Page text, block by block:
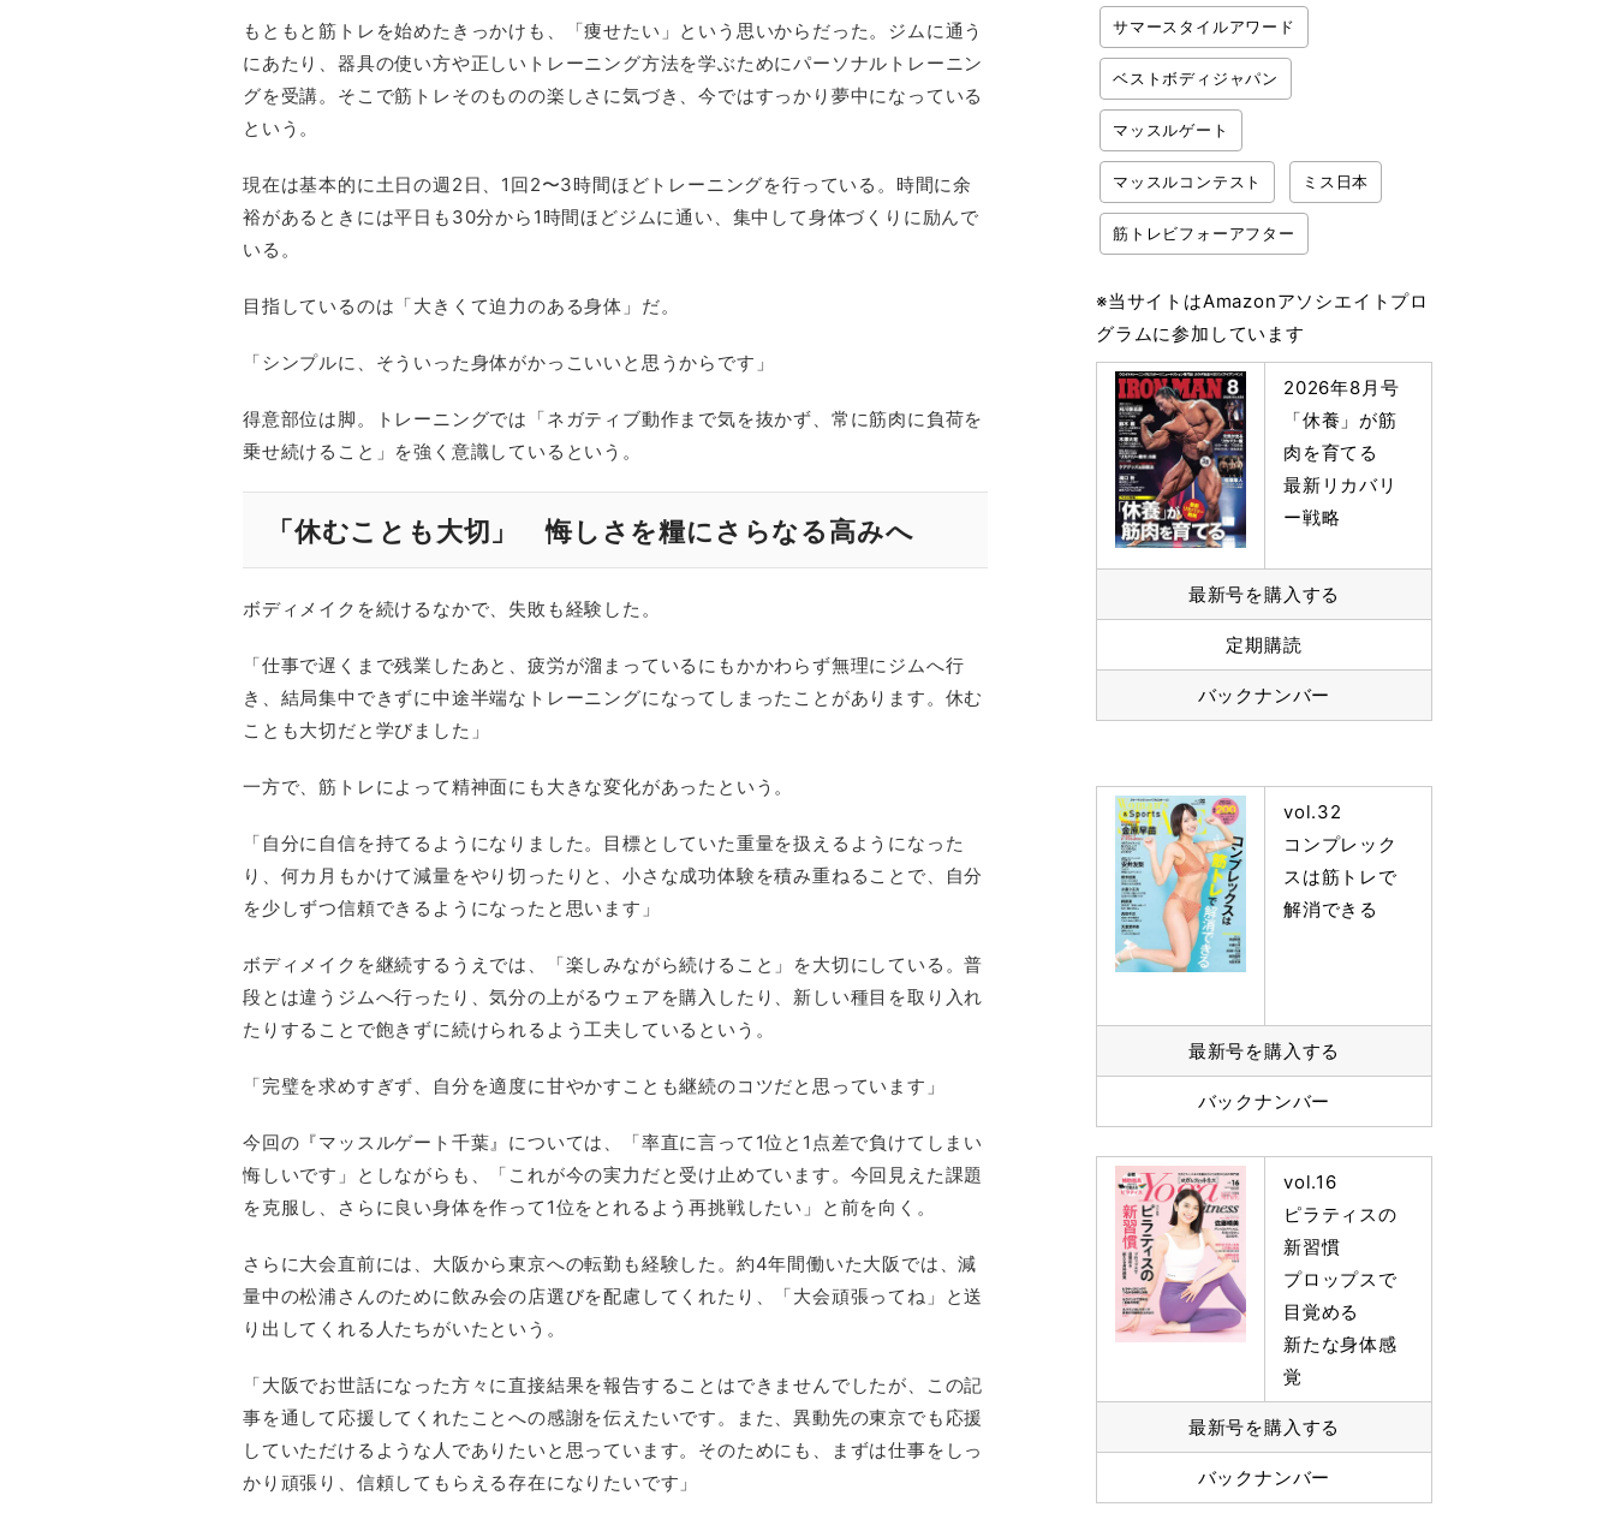
もともと筋トレを始めたきっかけも、「痩せたい」という思いからだった。ジムに通う
にあたり、器具の使い方や正しいトレーニング方法を学ぶためにパーソナルトレーニン
グを受講。そこで筋トレそのものの楽しさに気づき、今ではすっかり夢中になっている
という。
現在は基本的に土日の週2日、1回2〜3時間ほどトレーニングを行っている。時間に余
裕があるときには平日も30分から1時間ほどジムに通い、集中して身体づくりに励んで
いる。
目指しているのは「大きくて迫力のある身体」だ。
「シンプルに、そういった身体がかっこいいと思うからです」
得意部位は脚。トレーニングでは「ネガティブ動作まで気を抜かず、常に筋肉に負荷を
乗せ続けること」を強く意識しているという。
「休むことも大切」 悔しさを糧にさらなる高みへ
ボディメイクを続けるなかで、失敗も経験した。
「仕事で遅くまで残業したあと、疲労が溜まっているにもかかわらず無理にジムへ行
き、結局集中できずに中途半端なトレーニングになってしまったことがあります。休む
ことも大切だと学びました」
一方で、筋トレによって精神面にも大きな変化があったという。
「自分に自信を持てるようになりました。目標としていた重量を扱えるようになった
り、何カ月もかけて減量をやり切ったりと、小さな成功体験を積み重ねることで、自分
を少しずつ信頼できるようになったと思います」
ボディメイクを継続するうえでは、「楽しみながら続けること」を大切にしている。普
段とは違うジムへ行ったり、気分の上がるウェアを購入したり、新しい種目を取り入れ
たりすることで飽きずに続けられるよう工夫しているという。
「完璧を求めすぎず、自分を適度に甘やかすことも継続のコツだと思っています」
今回の『マッスルゲート千葉』については、「率直に言って1位と1点差で負けてしまい
悔しいです」としながらも、「これが今の実力だと受け止めています。今回見えた課題
を克服し、さらに良い身体を作って1位をとれるよう再挑戦したい」と前を向く。
さらに大会直前には、大阪から東京への転勤も経験した。約4年間働いた大阪では、減
量中の松浦さんのために飲み会の店選びを配慮してくれたり、「大会頑張ってね」と送
り出してくれる人たちがいたという。
「大阪でお世話になった方々に直接結果を報告することはできませんでしたが、この記
事を通して応援してくれたことへの感謝を伝えたいです。また、異動先の東京でも応援
していただけるような人でありたいと思っています。そのためにも、まずは仕事をしっ
かり頑張り、信頼してもらえる存在になりたいです」
サマースタイルアワード
ベストボディジャパン
マッスルゲート
マッスルコンテスト ミス日本
筋トレビフォーアフター
※当サイトはAmazonアソシエイトプロ
グラムに参加しています
2026年8月号
「休養」が筋
肉を育てる
最新リカバリ
ー戦略
最新号を購入する
定期購読
バックナンバー
vol.32
コンプレック
スは筋トレで
解消できる
最新号を購入する
バックナンバー
vol.16
ピラティスの
新習慣
プロップスで
目覚める
新たな身体感
覚
最新号を購入する
バックナンバー